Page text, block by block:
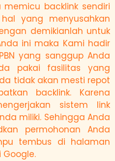
memicu backlink sendiri
yang menyusahkan
demikianlah untuk
ini maka Kami hadir
yang sanggup Anda
pakai fasilitas yang
tidak akan mesti repot
backlink. Karena
sistem link
miliki. Sehingga Anda
permohonan Anda
tembus di halaman